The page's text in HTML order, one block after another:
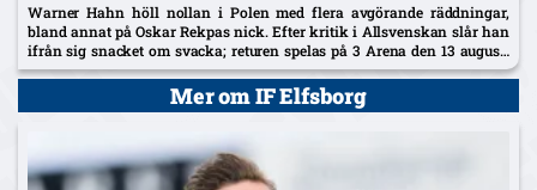
Warner Hahn höll nollan i Polen med flera avgörande räddningar,
bland annat på Oskar Rekpas nick. Efter kritik i Allsvenskan slår han
ifrån sig snacket om svacka; returen spelas på 3 Arena den 13 augusti
och vinnaren går mot Žalgiris/Hajduk...
Mer om IF Elfsborg